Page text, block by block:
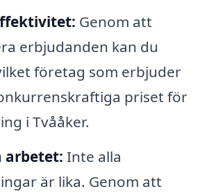
Genom att
erbjudanden kan du
företag som erbjuder
priset för
i Tvååker.
arbetet: Inte alla
är lika. Genom att